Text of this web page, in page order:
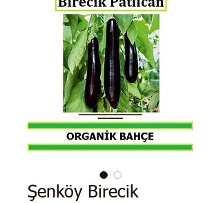
Şenköy Birecik